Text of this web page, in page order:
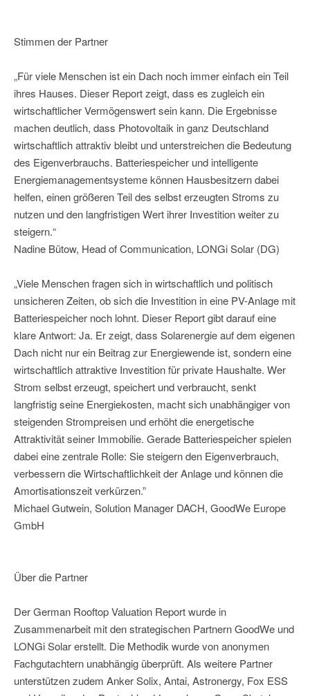
Stimmen der Partner
„Für viele Menschen ist ein Dach noch immer einfach ein Teil
ihres Hauses. Dieser Report zeigt, dass es zugleich ein
wirtschaftlicher Vermögenswert sein kann. Die Ergebnisse
machen deutlich, dass Photovoltaik in ganz Deutschland
wirtschaftlich attraktiv bleibt und unterstreichen die Bedeutung
des Eigenverbrauchs. Batteriespeicher und intelligente
Energiemanagementsysteme können Hausbesitzern dabei
helfen, einen größeren Teil des selbst erzeugten Stroms zu
nutzen und den langfristigen Wert ihrer Investition weiter zu
steigern.“
Nadine Bütow, Head of Communication, LONGi Solar (DG)
„Viele Menschen fragen sich in wirtschaftlich und politisch
unsicheren Zeiten, ob sich die Investition in eine PV-Anlage mit
Batteriespeicher noch lohnt. Dieser Report gibt darauf eine
klare Antwort: Ja. Er zeigt, dass Solarenergie auf dem eigenen
Dach nicht nur ein Beitrag zur Energiewende ist, sondern eine
wirtschaftlich attraktive Investition für private Haushalte. Wer
Strom selbst erzeugt, speichert und verbraucht, senkt
langfristig seine Energiekosten, macht sich unabhängiger von
steigenden Strompreisen und erhöht die energetische
Attraktivität seiner Immobilie. Gerade Batteriespeicher spielen
dabei eine zentrale Rolle: Sie steigern den Eigenverbrauch,
verbessern die Wirtschaftlichkeit der Anlage und können die
Amortisationszeit verkürzen.”
Michael Gutwein, Solution Manager DACH, GoodWe Europe
GmbH
Über die Partner
Der German Rooftop Valuation Report wurde in
Zusammenarbeit mit den strategischen Partnern GoodWe und
LONGi Solar erstellt. Die Methodik wurde von anonymen
Fachgutachtern unabhängig überprüft. Als weitere Partner
unterstützen zudem Anker Solix, Antai, Astronergy, Fox ESS